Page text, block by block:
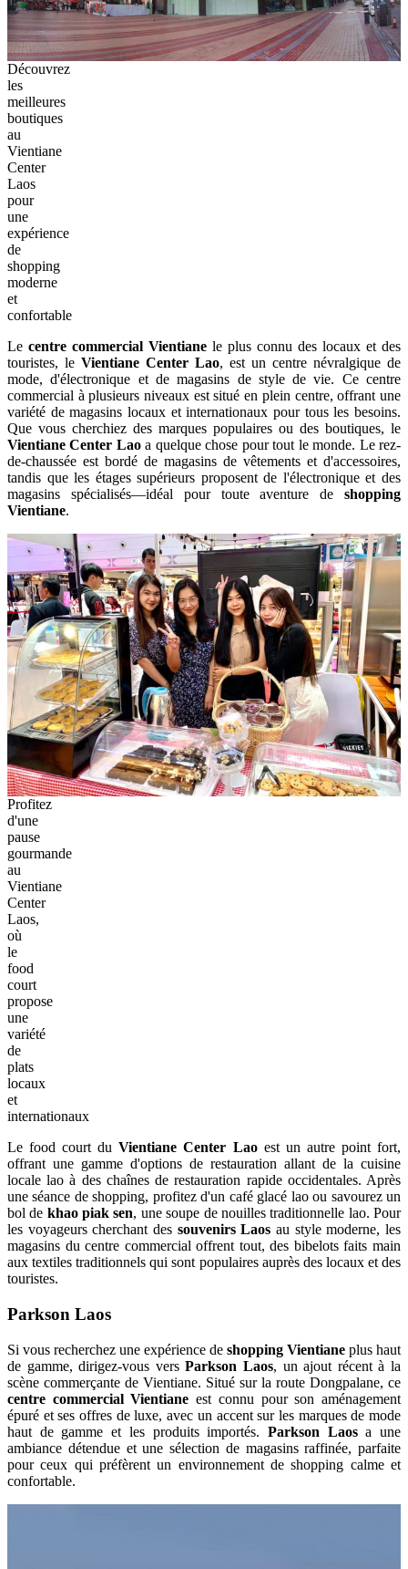
Découvrez
les
meilleures
boutiques
au
Vientiane
Center
Laos
pour
une
expérience
de
shopping
moderne
et
confortable
Le centre commercial Vientiane le plus connu des locaux et des
touristes, le Vientiane Center Lao, est un centre névralgique de
mode, d'électronique et de magasins de style de vie. Ce centre
commercial à plusieurs niveaux est situé en plein centre, offrant une
variété de magasins locaux et internationaux pour tous les besoins.
Que vous cherchiez des marques populaires ou des boutiques, le
Vientiane Center Laoa quelque chose pour tout le monde. Le rez-
de-chaussée est bordé de magasins de vêtements et d'accessoires,
tandis que les étages supérieurs proposent de l'électronique et des
magasins spécialisés—idéal pour toute aventure de shopping
Vientiane.
Profitez
d'une
pause
gourmande
au
Vientiane
Center
Laos,
où
le
food
court
propose
une
variété
de
plats
locaux
et
internationaux
Le food court duVientiane Center Laoest un autre point fort,
offrant une gamme d'options de restauration allant de la cuisine
locale lao à des chaînes de restauration rapide occidentales. Après
une séance de shopping, profitez d'un café glacé lao ou savourez un
bol de khao piak sen, une soupe de nouilles traditionnelle lao. Pour
les voyageurs cherchant des souvenirs Laos au style moderne, les
magasins du centre commercial offrent tout, des bibelots faits main
aux textiles traditionnels qui sont populaires auprès des locaux et des
touristes.
Parkson Laos
Si vous recherchez une expérience de shopping Vientiane plus haut
de gamme, dirigez-vous versParkson Laos, un ajout récent à la
scène commerçante de Vientiane. Situé sur la route Dongpalane, ce
centre commercial Vientiane est connu pour son aménagement
épuré et ses offres de luxe, avec un accent sur les marques de mode
haut de gamme et les produits importés. Parkson Laosa une
ambiance détendue et une sélection de magasins raffinée, parfaite
pour ceux qui préfèrent un environnement de shopping calme et
confortable.